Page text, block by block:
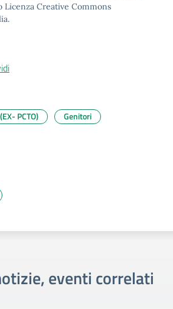
Licenza Creative Commons
PCTO)
Genitori
eventi correlati